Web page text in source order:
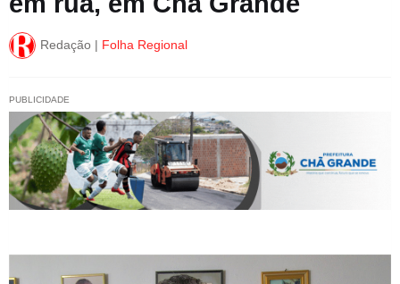
Redação | Folha Regional
PUBLICIDADE